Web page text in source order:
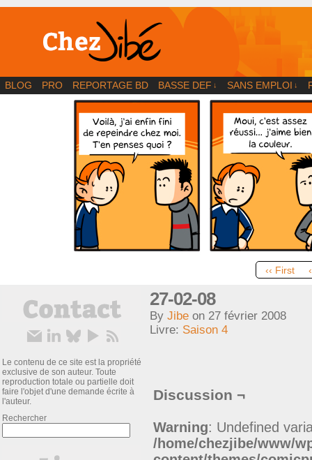
BD | Illustration | Blog
BLOG PRO REPORTAGE BD BASSE DEF ↓ SANS EMPLOI ↓
‹‹ First
Le contenu de ce site est la propriété
exclusive de son auteur. Toute
reproduction totale ou partielle doit
faire l'objet d'une demande écrite à
l'auteur.
Rechercher
27-02-08
By Jibe on 27 février 2008
Livre: Saison 4
Discussion ¬
Warning: Undefined
/home/chezjibe/www/